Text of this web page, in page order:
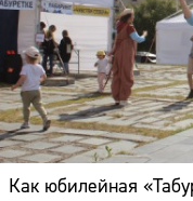
Как юбилейная